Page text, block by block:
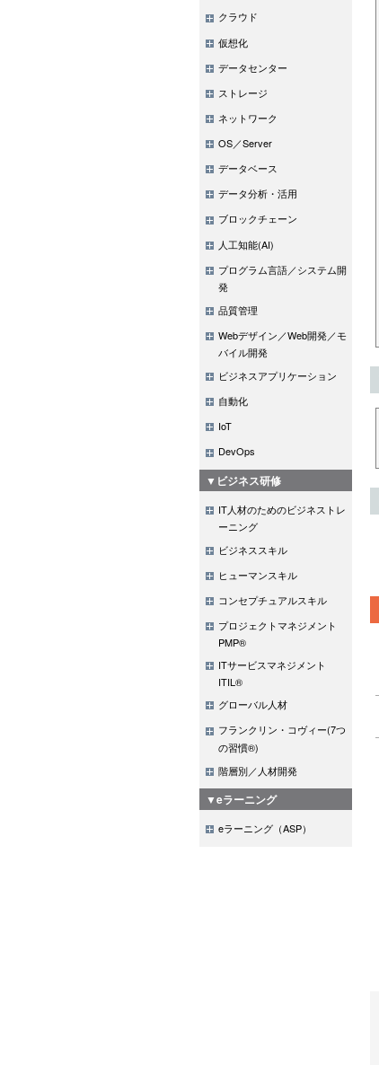
クラウド
仮想化
データセンター
ストレージ
ネットワーク
OS／Server
データベース
データ分析・活用
ブロックチェーン
人工知能(AI)
プログラム言語／システム開
発
品質管理
Webデザイン／Web開発／モ
バイル開発
ビジネスアプリケーション
自動化
IoT
DevOps
▼ビジネス研修
IT人材のためのビジネストレ
ーニング
ビジネススキル
ヒューマンスキル
コンセプチュアルスキル
プロジェクトマネジメント
PMP®
ITサービスマネジメント
ITIL®
グローバル人材
フランクリン・コヴィー(7つ
の習慣®)
階層別／人材開発
▼eラーニング
eラーニング（ASP）